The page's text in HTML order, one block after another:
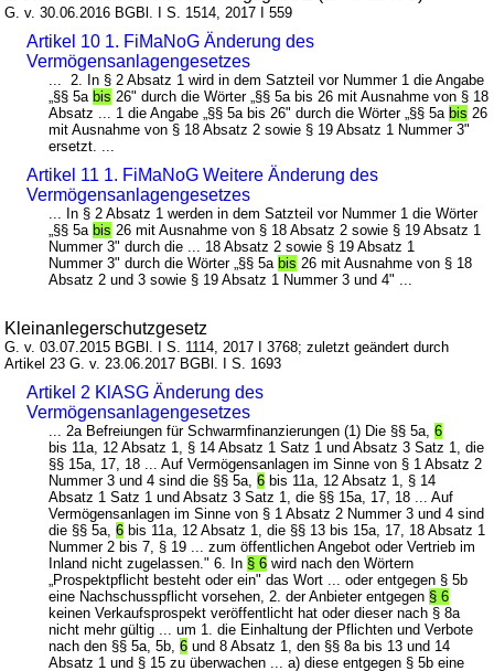
G. v. 30.06.2016 BGBl. I S. 1514, 2017 I 559
Artikel 10 1. FiMaNoG Änderung des
Vermögensanlagengesetzes
... 2. In § 2 Absatz 1 wird in dem Satzteil vor Nummer 1 die Angabe
„§§ 5a bis 26" durch die Wörter „§§ 5a bis 26 mit Ausnahme von § 18
Absatz ... 1 die Angabe „§§ 5a bis 26" durch die Wörter „§§ 5a bis 26
mit Ausnahme von § 18 Absatz 2 sowie § 19 Absatz 1 Nummer 3"
ersetzt. ...
Artikel 11 1. FiMaNoG Weitere Änderung des
Vermögensanlagengesetzes
... In § 2 Absatz 1 werden in dem Satzteil vor Nummer 1 die Wörter
„§§ 5a bis 26 mit Ausnahme von § 18 Absatz 2 sowie § 19 Absatz 1
Nummer 3" durch die ... 18 Absatz 2 sowie § 19 Absatz 1
Nummer 3" durch die Wörter „§§ 5a bis 26 mit Ausnahme von § 18
Absatz 2 und 3 sowie § 19 Absatz 1 Nummer 3 und 4" ...
Kleinanlegerschutzgesetz
G. v. 03.07.2015 BGBl. I S. 1114, 2017 I 3768; zuletzt geändert durch
Artikel 23 G. v. 23.06.2017 BGBl. I S. 1693
Artikel 2 KlASG Änderung des
Vermögensanlagengesetzes
... 2a Befreiungen für Schwarmfinanzierungen (1) Die §§ 5a,6
bis 11a, 12 Absatz 1, § 14 Absatz 1 Satz 1 und Absatz 3 Satz 1, die
§§ 15a, 17, 18 ... Auf Vermögensanlagen im Sinne von § 1 Absatz 2
Nummer 3 und 4 sind die §§ 5a,6 bis 11a, 12 Absatz 1, § 14
Absatz 1 Satz 1 und Absatz 3 Satz 1, die §§ 15a, 17, 18 ... Auf
Vermögensanlagen im Sinne von § 1 Absatz 2 Nummer 3 und 4 sind
die §§ 5a,6 bis 11a, 12 Absatz 1, die §§ 13 bis 15a, 17, 18 Absatz 1
Nummer 2 bis 7, § 19 ... zum öffentlichen Angebot oder Vertrieb im
Inland nicht zugelassen." 6. In § 6 wird nach den Wörtern
„Prospektpflicht besteht oder ein" das Wort ... oder entgegen § 5b
eine Nachschusspflicht vorsehen, 2. der Anbieter entgegen § 6
keinen Verkaufsprospekt veröffentlicht hat oder dieser nach § 8a
nicht mehr gültig ... um 1. die Einhaltung der Pflichten und Verbote
nach den §§ 5a, 5b,6 und 8 Absatz 1, den §§ 8a bis 13 und 14
Absatz 1 und § 15 zu überwachen ... a) diese entgegen § 5b eine